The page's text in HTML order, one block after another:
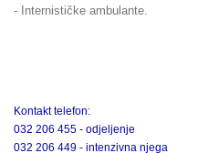
- Internističke ambulante.
Kontakt telefon:
032 206 455 - odjeljenje
032 206 449 - intenzivna njega